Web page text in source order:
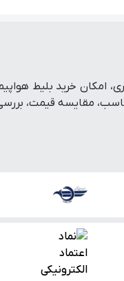
پشتوانه بیش از ۱۹ سال تجربه در
مقایسه قیمت،